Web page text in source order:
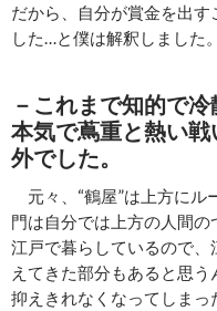
だから、自分が賞金を出
した…と僕は解釈しました。
－これまで知的で冷
本気で蔦重と熱い
外でした。
元々、“鶴屋”は上方にル
門は自分では上方の人間の
江戸で暮らしているので、
えてきた部分もあると思
抑えきれなくなってしま